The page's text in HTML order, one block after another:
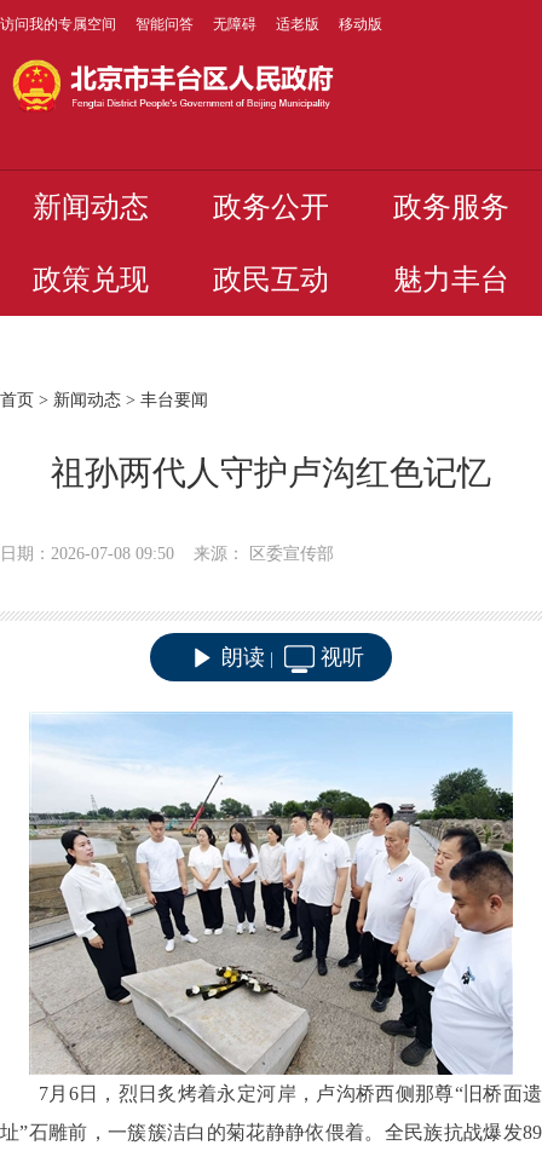
访问我的专属空间 智能问答 无障碍 适老版 移动版
新闻动态 政务公开 政务服务
政策兑现 政民互动 魅力丰台
首页 > 新闻动态 > 丰台要闻
祖孙两代人守护卢沟红色记忆
日期：2026-07-08 09:50 来源： 区委宣传部
朗读 视听
7月6日，烈日炙烤着永定河岸，卢沟桥西侧那尊“旧桥面遗
址”石雕前，一簇簇洁白的菊花静静依偎着。全民族抗战爆发89